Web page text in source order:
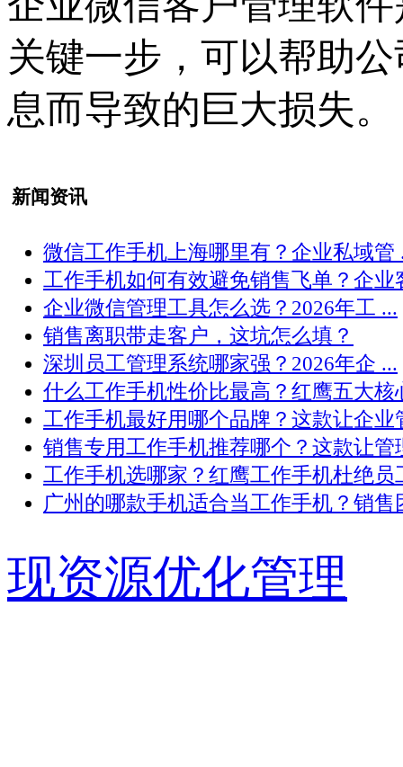
关键一步，可以帮助
息而导致的巨大损失。
新闻资讯
微信工作手机上海哪里有？企业私域管
工作手机如何有效避免销售飞单？企业
企业微信管理工具怎么选？2026年工 ...
销售离职带走客户，这坑怎么填？
深圳员工管理系统哪家强？2026年企 ...
什么工作手机性价比最高？红鹰五大核
工作手机最好用哪个品牌？这款让企业
销售专用工作手机推荐哪个？这款让管
工作手机选哪家？红鹰工作手机杜绝员
广州的哪款手机适合当工作手机？销售
现资源优化管理